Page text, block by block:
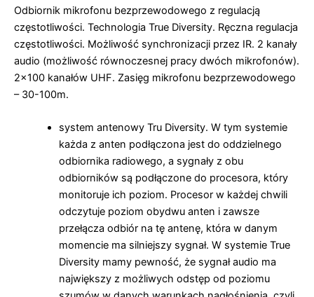
Odbiornik mikrofonu bezprzewodowego z regulacją
częstotliwości. Technologia True Diversity. Ręczna regulacja
częstotliwości. Możliwość synchronizacji przez IR. 2 kanały
audio (możliwość równoczesnej pracy dwóch mikrofonów).
2×100 kanałów UHF. Zasięg mikrofonu bezprzewodowego
– 30-100m.
system antenowy Tru Diversity. W tym systemie
każda z anten podłączona jest do oddzielnego
odbiornika radiowego, a sygnały z obu
odbiorników są podłączone do procesora, który
monitoruje ich poziom. Procesor w każdej chwili
odczytuje poziom obydwu anten i zawsze
przełącza odbiór na tę antenę, która w danym
momencie ma silniejszy sygnał. W systemie True
Diversity mamy pewność, że sygnał audio ma
największy z możliwych odstęp od poziomu